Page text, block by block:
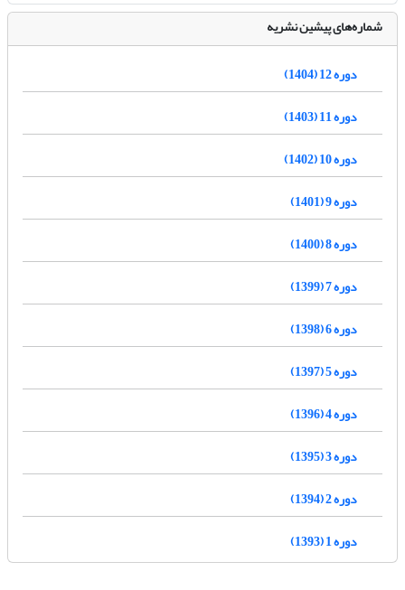
شماره‌های پیشین نشریه
دوره 12 (1404)
دوره 11 (1403)
دوره 10 (1402)
دوره 9 (1401)
دوره 8 (1400)
دوره 7 (1399)
دوره 6 (1398)
دوره 5 (1397)
دوره 4 (1396)
دوره 3 (1395)
دوره 2 (1394)
دوره 1 (1393)